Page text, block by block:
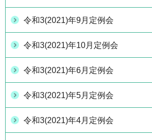
令和3(2021)年9月定例会
令和3(2021)年10月定例会
令和3(2021)年6月定例会
令和3(2021)年5月定例会
令和3(2021)年4月定例会